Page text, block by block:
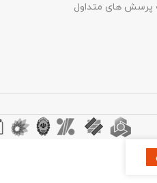
پرسش های متداول